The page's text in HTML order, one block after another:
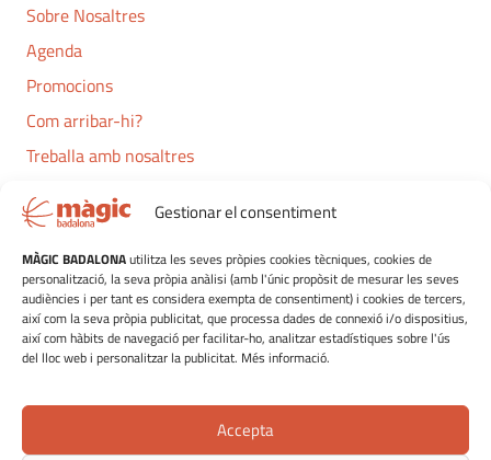
Gestionar el consentiment
MÀGIC BADALONAutilitza les seves pròpies cookies tècniques, cookies de
personalització, la seva pròpia anàlisi (amb l'únic propòsit de mesurar les seves
audiències i per tant es considera exempta de consentiment) i cookies de tercers,
així com la seva pròpia publicitat, que processa dades de connexió i/o dispositius,
així com hàbits de navegació per facilitar-ho, analitzar estadístiques sobre l'ús
del lloc web i personalitzar la publicitat. Més informació.
Accepta
Sobre Nosaltres
Agenda
Promocions
Com arribar-hi?
Treballa amb nosaltres
Contacte
Navegació
Oci
Restauració
Botigues
Plànol de Botigues